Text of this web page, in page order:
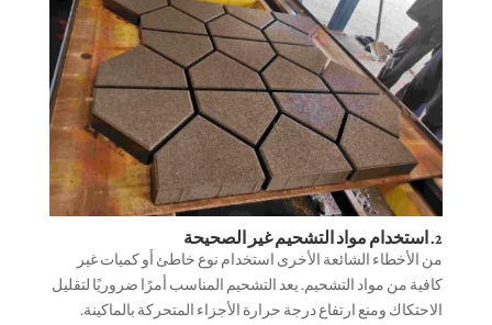
2. استخدام مواد التشحيم غير الصحيحة
من الأخطاء الشائعة الأخرى استخدام نوع خاطئ أو كميات غير
كافية من مواد التشحيم. يعد التشحيم المناسب أمرًا ضروريًا لتقليل
الاحتكاك ومنع ارتفاع درجة حرارة الأجزاء المتحركة بالماكينة.